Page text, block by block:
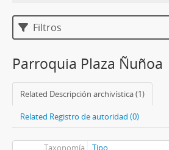
Filtros
Parroquia Plaza Ñuñoa
Related Descripción archivística (1)
Related Registro de autoridad (0)
Taxonomía Tipo